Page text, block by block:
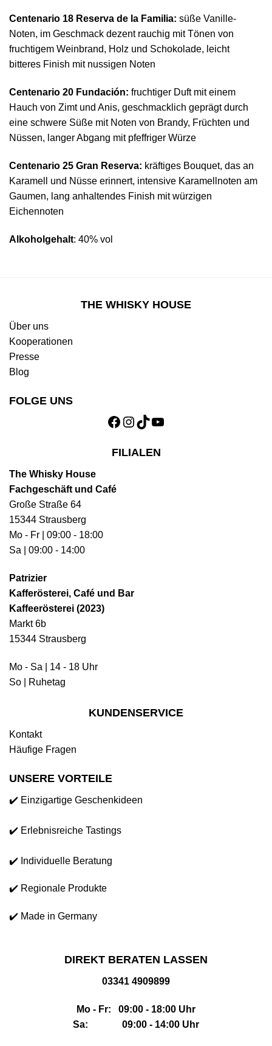
Centenario 18 Reserva de la Familia: süße Vanille-
Noten, im Geschmack dezent rauchig mit Tönen von
fruchtigem Weinbrand, Holz und Schokolade, leicht
bitteres Finish mit nussigen Noten
Centenario 20 Fundación: fruchtiger Duft mit einem
Hauch von Zimt und Anis, geschmacklich geprägt durch
eine schwere Süße mit Noten von Brandy, Früchten und
Nüssen, langer Abgang mit pfeffriger Würze
Centenario 25 Gran Reserva: kräftiges Bouquet, das an
Karamell und Nüsse erinnert, intensive Karamellnoten am
Gaumen, lang anhaltendes Finish mit würzigen
Eichennoten
Alkoholgehalt: 40% vol
THE WHISKY HOUSE
Über uns
Kooperationen
Presse
Blog
FOLGE UNS
Facebook
Instagram
TikTokYouTube
FILIALEN
The Whisky House
Fachgeschäft und Café
Große Straße 64
15344 Strausberg
Mo - Fr | 09:00 - 18:00
Sa | 09:00 - 14:00
Patrizier
Kafferösterei, Café und Bar
Kaffeerösterei (2023)
Markt 6b
15344 Strausberg
Mo - Sa | 14 - 18 Uhr
So | Ruhetag
KUNDENSERVICE
Kontakt
Häufige Fragen
UNSERE VORTEILE
✔️ Einzigartige Geschenkideen
✔️ Erlebnisreiche Tastings
✔️ Individuelle Beratung
✔️ Regionale Produkte
✔️ Made in Germany
DIREKT BERATEN LASSEN
03341 4909899
Mo - Fr: 09:00 - 18:00 Uhr
Sa: 09:00 - 14:00 Uhr